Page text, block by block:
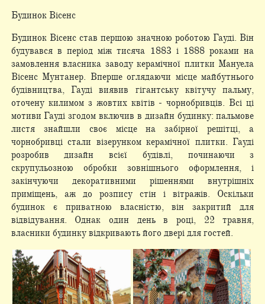
Будинок Вісенс
Будинок Вісенс став першою значною роботою Гауді. Він
будувався в період між тисяча 1883 і 1888 роками на
замовлення власника заводу керамічної плитки Мануела
Вісенс Мунтанер. Вперше оглядаючи місце майбутнього
будівництва, Гауді виявив гігантську квітучу пальму,
оточену килимом з жовтих квітів - чорнобривців. Всі ці
мотиви Гауді згодом включив в дизайн будинку: пальмове
листя знайшли своє місце на забірної решітці, а
чорнобривці стали візерунком керамічної плитки. Гауді
розробив дизайн всієї будівлі, починаючи з
скрупульозною обробки зовнішнього оформлення, і
закінчуючи декоративними рішеннями внутрішніх
приміщень, аж до розпису стін і вітражів. Оскільки
будинок є приватною власністю, він закритий для
відвідування. Однак один день в році, 22 травня,
власники будинку відкривають його двері для гостей.